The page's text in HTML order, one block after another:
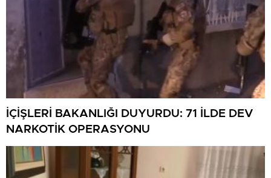
İÇİŞLERİ BAKANLIĞI DUYURDU: 71 İLDE DEV
NARKOTİK OPERASYONU